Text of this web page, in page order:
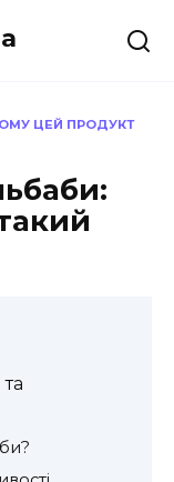
ЦЕЙ ПРОДУКТ